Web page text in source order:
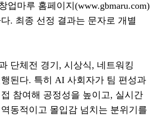
업마루 홈페이지 (www.gbmaru.com)
. 최종 선정 결과는 문자로 개별
단체전 경기 , 시상식, 네트워킹
된다. 특히 AI 사회자가 팀 편성과
참여해 공정성을 높이고, 실시간
동적이고 몰입감 넘치는 분위기를